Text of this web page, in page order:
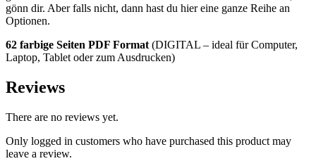
gönn dir. Aber falls nicht, dann hast du hier eine ganze Reihe an
Optionen.
62 farbige Seiten PDF Format (DIGITAL – ideal für Computer,
Laptop, Tablet oder zum Ausdrucken)
Reviews
There are no reviews yet.
Only logged in customers who have purchased this product may
leave a review.